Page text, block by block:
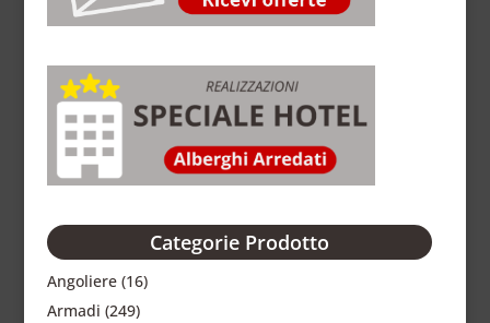
Categorie Prodotto
Angoliere (16)
Armadi (249)